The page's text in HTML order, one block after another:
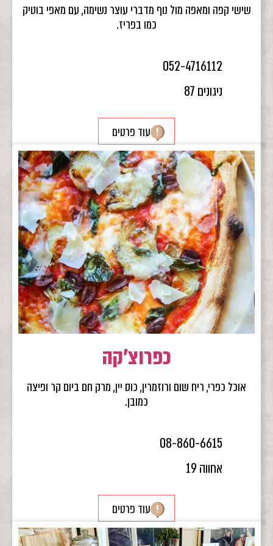
שישי קפה ומאפה מול נוף מדברי עוצר נשימה, עם מאפי בוטיק
כמו בפריז.
052-4716112
ניגונים 87
עוד פרטים
כפרוצ'קה
אוכל כפרי, ריח שום ורוזמרין, כוס יין, מרק חם ביום קר ופיצה
כמובן.
08-860-6615
אחווה 19
עוד פרטים